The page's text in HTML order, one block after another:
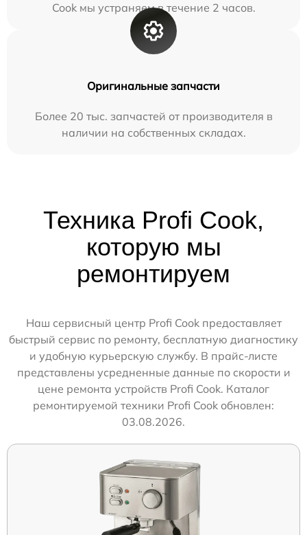
Cook мы устраняем в течение 2 часов.
Оригинальные запчасти
Более 20 тыс. запчастей от производителя в
наличии на собственных складах.
Техника Profi Cook,
которую мы
ремонтируем
Наш сервисный центр Profi Cook предоставляет
быстрый сервис по ремонту, бесплатную диагностику
и удобную курьерскую службу. В прайс-листе
представлены усредненные данные по скорости и
цене ремонта устройств Profi Cook. Каталог
ремонтируемой техники Profi Cook обновлен:
03.08.2026.